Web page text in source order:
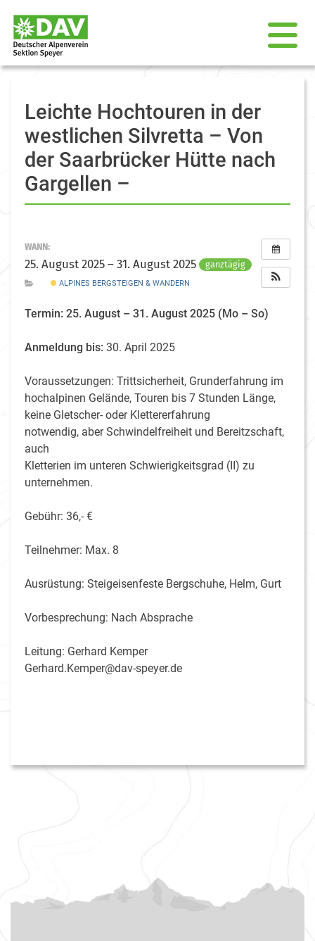
Leichte Hochtouren in der
westlichen Silvretta – Von
der Saarbrücker Hütte nach
Gargellen –
WANN:
25. August 2025 – 31. August 2025 ganztägig
ALPINES BERGSTEIGEN & WANDERN
Termin: 25. August – 31. August 2025 (Mo – So)
Anmeldung bis: 30. April 2025
Voraussetzungen: Trittsicherheit, Grunderfahrung im
hochalpinen Gelände, Touren bis 7 Stunden Länge,
keine Gletscher- oder Klettererfahrung
notwendig, aber Schwindelfreiheit und Bereitzschaft,
auch
Kletterien im unteren Schwierigkeitsgrad (II) zu
unternehmen.
Gebühr: 36,- €
Teilnehmer: Max. 8
Ausrüstung: Steigeisenfeste Bergschuhe, Helm, Gurt
Vorbesprechung: Nach Absprache
Leitung: Gerhard Kemper
Gerhard.Kemper@dav-speyer.de